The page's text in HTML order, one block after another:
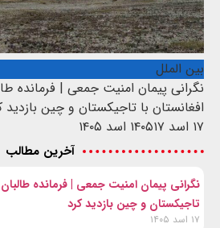
بین الملل
نگرانی پیمان امنیت جمعی | فرمانده
افغانستان با تاجیکستان و چین بازدید
۱۷ اسد ۱۴۰۵
۱۷ اسد ۱۴۰۵
آخرین مطالب
نگرانی پیمان امنیت جمعی | فرمانده طالبان
تاجیکستان و چین بازدید کرد
۱۷ اسد ۱۴۰۵